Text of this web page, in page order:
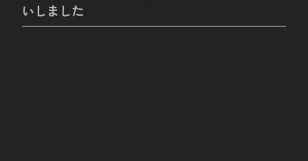
いしました